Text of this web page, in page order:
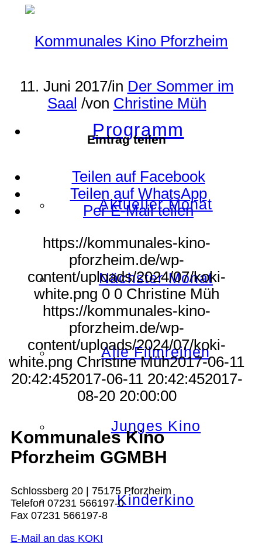
Programm
Aktueller Monat
Nächster Monat
Alle Filmreihen
Junges Kino
Kinderkino
11. Juni 2017/in Der Sommer im
Saal /von Christine Müh
Eintrag teilen
Teilen auf Facebook
Teilen auf WhatsApp
Per E-Mail teilen
https://kommunales-kino-
pforzheim.de/wp-
content/uploads/2024/07/koki-
white.png 0 0 Christine Müh
https://kommunales-kino-
pforzheim.de/wp-
content/uploads/2024/07/koki-
white.png Christine Müh2017-06-11
20:42:452017-06-11 20:42:452017-
08-20 20:00:00
Kommunales Kino
Pforzheim GGMBH
Schlossberg 20 | 75175 Pforzheim
Telefon 07231 566197-0
Fax 07231 566197-8
E-Mail an das KOKI